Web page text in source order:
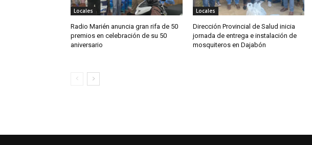
Locales
Radio Marién anuncia gran rifa de 50
premios en celebración de su 50
aniversario
Locales
Dirección Provincial de Salud inicia
jornada de entrega e instalación de
mosquiteros en Dajabón